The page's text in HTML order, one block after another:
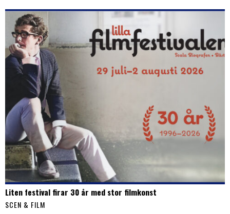
Liten festival firar 30 år med stor filmkonst
SCEN & FILM